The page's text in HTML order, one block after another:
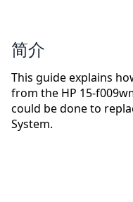
简介
This guide explains
from the HP 15-
could be done to
System.